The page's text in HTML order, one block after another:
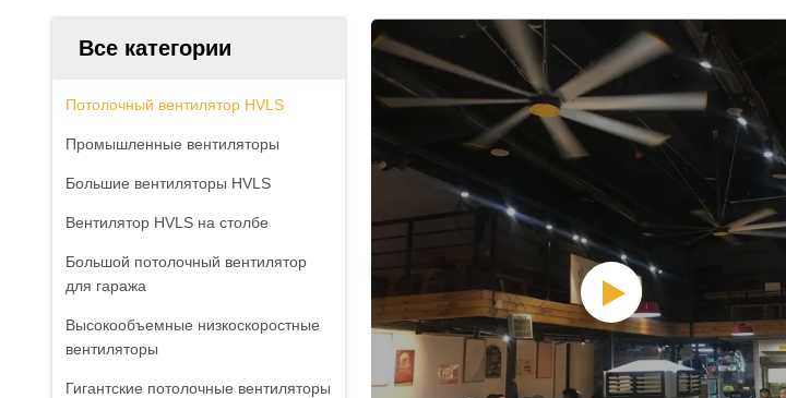
Все категории
Потолочный вентилятор HVLS
Промышленные вентиляторы
Большие вентиляторы HVLS
Вентилятор HVLS на столбе
Большой потолочный вентилятор
для гаража
Высокообъемные низкоскоростные
вентиляторы
Гигантские потолочные вентиляторы